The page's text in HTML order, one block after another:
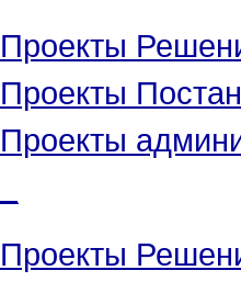
Проекты
Проекты
Проекты
Проекты